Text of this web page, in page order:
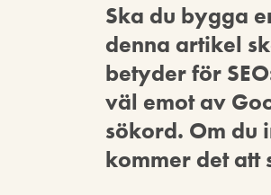
Ska du bygga
denna artikel
betyder för
väl emot av
sökord. Om du
kommer det att